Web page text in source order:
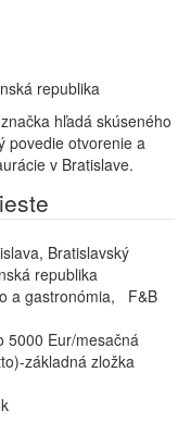
republika
hľadá skúseného
povedie otvorenie a
v Bratislave.
Bratislavský
republika
a gastronómia, F&B
5000 Eur/mesačná
základná zložka